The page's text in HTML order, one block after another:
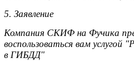
5. Заявление
Компания СКИФ на Фучика
воспользоваться вам услугой
в ГИБДД"